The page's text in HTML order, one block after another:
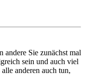
andere Sie zunächst mal
sein und auch viel
anderen auch tun,